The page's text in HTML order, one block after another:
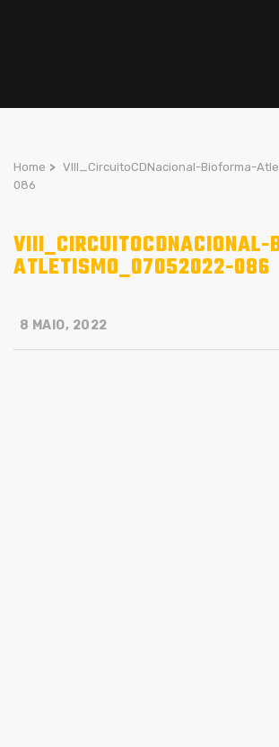
Home > VIII_CircuitoCDNacional-Bioforma-
086
VIII_CIRCUITOCDNACIONAL-
ATLETISMO_07052022-086
8 MAIO, 2022